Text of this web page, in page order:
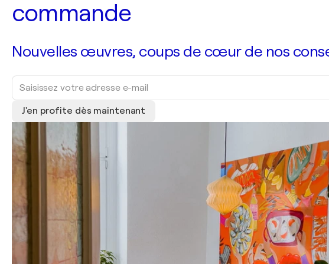
commande
Nouvelles œuvres, coups de cœur de nos
J'en profite dès maintenant